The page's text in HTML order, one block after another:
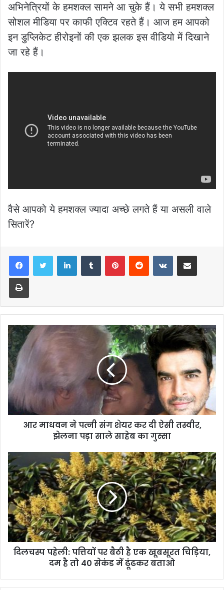
अभिनेत्रियों के हमशक्ल सामने आ चुके हैं। ये सभी हमशक्ल
सोशल मीडिया पर काफी एक्टिव रहते हैं। आज हम आपको
इन डुप्लिकेट हीरोइनों की एक झलक इस वीडियो में दिखाने
जा रहे हैं।
वैसे आपको ये हमशक्ल ज्यादा अच्छे लगते हैं या असली वाले
सितारें?
LinkedInTumblr PinterestReddit VKontakteShare via Email
Print
आर माधवन ने पत्नी संग शेयर कर दी ऐसी तस्वीर,
झेलना पड़ा साले साहेब का गुस्सा
दिलचस्प पहेली: पत्तियों पर बैठी है एक खूबसूरत चिड़िया,
दम है तो 40 सेकंड में ढूंढकर बताओ